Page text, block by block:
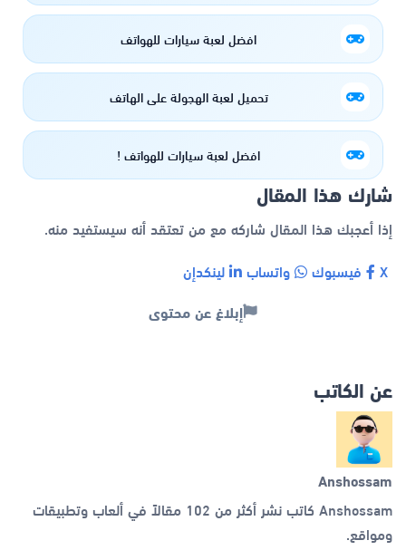
افضل لعبة سيارات للهواتف
تحميل لعبة الهجولة على الهاتف
افضل لعبة سيارات للهواتف !
شارك هذا المقال
إذا أعجبك هذا المقال شاركه مع من تعتقد أنه سيستفيد منه.
فيسبوك واتساب لينكدإن
إبلاغ عن محتوى
عن الكاتب
Anshossam
Anshossam كاتب نشر أكثر من 102 مقالاً في ألعاب وتطبيقات
ومواقع.